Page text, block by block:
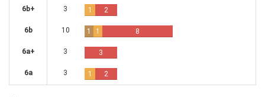
6b+ 3 1 2
6b 10 1 1 8
6a+ 3 3
6a 3 1 2